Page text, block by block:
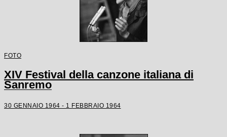
FOTO
XIV Festival della canzone italiana di
Sanremo
30 GENNAIO 1964 - 1 FEBBRAIO 1964